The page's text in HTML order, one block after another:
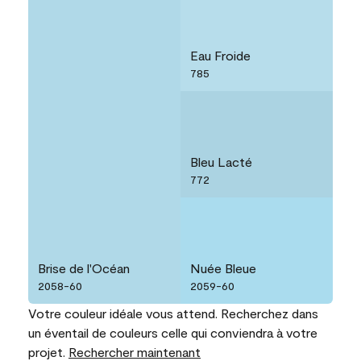
Brise de l'Océan
2058-60
Eau Froide
785
Bleu Lacté
772
Nuée Bleue
2059-60
Votre couleur idéale vous attend. Recherchez dans
un éventail de couleurs celle qui conviendra à votre
projet. Rechercher maintenant